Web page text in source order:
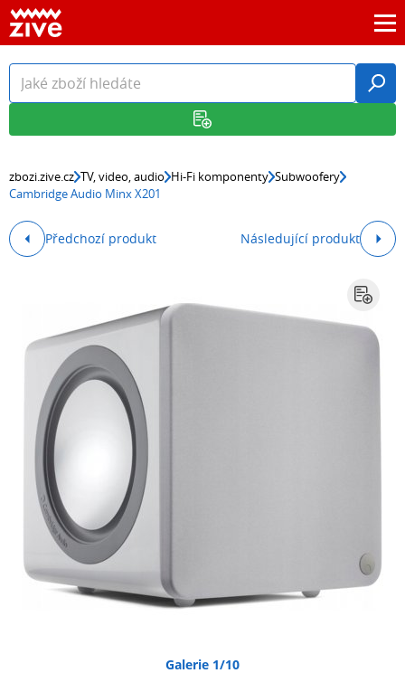
zbozi.zive.cz TV, video, audio Hi-Fi komponenty Subwoofery
Cambridge Audio Minx X201
Předchozí produkt Následující produkt
Galerie 1/10